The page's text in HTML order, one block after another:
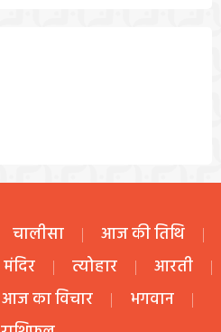
चालीसा
आज की तिथि
मंदिर त्योहार
आरती
आज का विचार
भगवान